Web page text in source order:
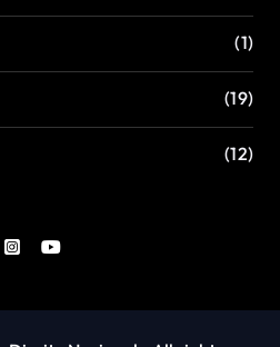
(1)
(19)
(12)